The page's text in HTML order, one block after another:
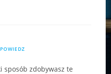
sposób zdobywasz te